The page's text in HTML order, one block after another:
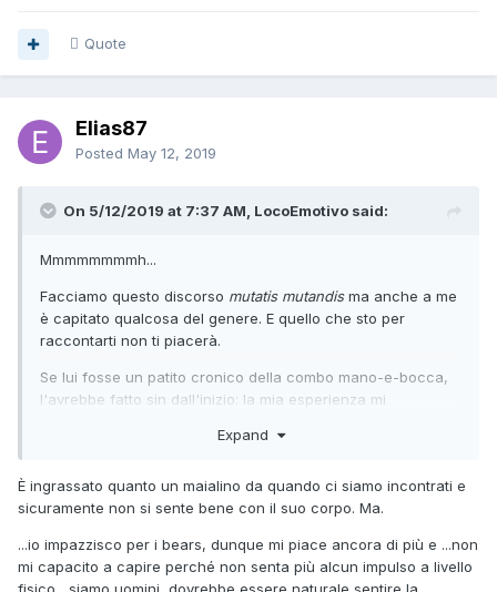
Quote
Elias87
Posted May 12, 2019
On 5/12/2019 at 7:37 AM, LocoEmotivo said:
Mmmmmmmmh...
Facciamo questo discorso mutatis mutandisma anche a me
è capitato qualcosa del genere. E quello che sto per
raccontarti non ti piacerà.
Se lui fosse un patito cronico della combo mano-e-bocca,
l'avrebbe fatto sin dall'inizio: la mia esperienza mi
Nel caso del mio ex storico, quando interrompemmo i nostri
rapporti completi era per via del malessere non troppo
cambiamenti hai avvertito in lui? Ci sono altri campanelli
d'allarme?
Expand
È ingrassato quanto un maialino da quando ci siamo incontrati e
sicuramente non si sente bene con il suo corpo. Ma.
...io impazzisco per i bears, dunque mi piace ancora di più e ...non
mi capacito a capire perché non senta più alcun impulso a livello